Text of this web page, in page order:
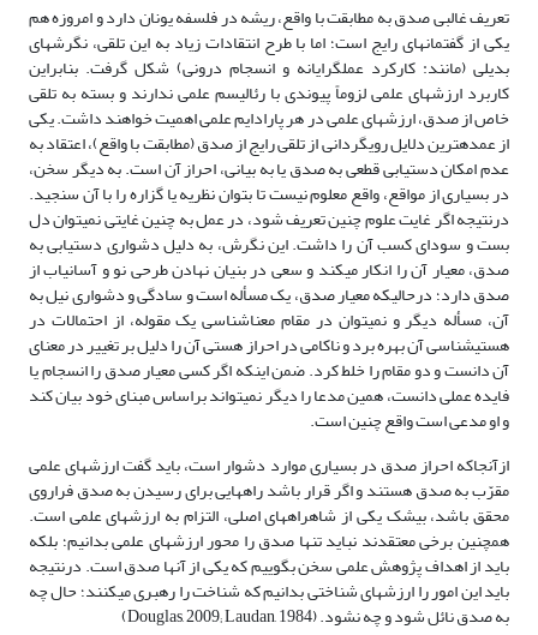
تعریف غالبی صدق به مطابقت با واقع، ریشه در فلسفه یونان دارد و امروزه هم
یکی از گفتمان­های رایج است؛ اما با طرح انتقادات زیاد به این تلقی، نگرش­های
بدیلی (مانند: کارکرد عمل­گرایانه و انسجام درونی) شکل گرفت. بنابراین
کاربرد ارزش­های علمی لزوماً پیوندی با رئالیسم علمی ندارند و بسته به تلقی
خاص از صدق، ارزش­های علمی در هر پارادایم علمی اهمیت خواهند داشت. یکی
از عمده­ترین دلایل رویگردانی از تلقی رایج از صدق (مطابقت با واقع)، اعتقاد به
عدم امکان دستیابی قطعی به صدق یا به بیانی، احراز آن است. به دیگر سخن،
در بسیاری از مواقع، واقع معلوم نیست تا بتوان نظریه یا گزاره را با آن سنجید.
درنتیجه اگر غایت علوم چنین تعریف شود، در عمل به چنین غایتی نمی­توان دل
بست و سودای کسب آن را داشت. این نگرش، به دلیل دشواری دستیابی به
صدق، معیار آن را انکار می­کند و سعی در بنیان نهادن طرحی نو و آسان­یاب از
صدق دارد؛ درحالی­که معیار صدق، یک مسأله است و سادگی و دشواری نیل به
آن، مسأله دیگر و نمی­توان در مقام معناشناسی یک مقوله، از احتمالات در
هستی­شناسی آن بهره برد و ناکامی در احراز هستی آن را دلیل بر تغییر در معنای
آن دانست و دو مقام را خلط کرد. ضمن اینکه اگر کسی معیار صدق را انسجام یا
فایده عملی دانست، همین مدعا را دیگر نمی­تواند براساس مبنای خود بیان کند
و او مدعی است واقع چنین است.
ازآنجاکه احراز صدق در بسیاری موارد دشوار است، باید گفت ارزش­های علمی
مقرّب به صدق هستند و اگر قرار باشد راه­هایی برای رسیدن به صدق فراروی
محقق باشد، بی­شک یکی از شاهراه­های اصلی، التزام به ارزش­های علمی است.
همچنین برخی معتقدند نباید تنها صدق را محور ارزش­های علمی بدانیم؛ بلکه
باید از اهداف پژوهش علمی سخن بگوییم که یکی از آنها صدق است. درنتیجه
باید این امور را ارزش­های شناختی بدانیم که شناخت را رهبری می­کنند؛ حال چه
به صدق نائل شود و چه نشود. (Douglas, 2009; Laudan, 1984)